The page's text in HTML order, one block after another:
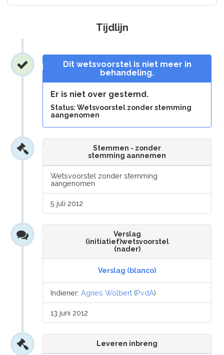
Tijdlijn
Dit wetsvoorstel is niet meer in
behandeling.
Er is niet over gestemd.
Status: Wetsvoorstel zonder stemming
aangenomen
Stemmen - zonder
stemming aannemen
Wetsvoorstel zonder stemming
aangenomen
5 juli 2012
Verslag
(initiatief)wetsvoorstel
(nader)
Verslag (blanco)
Indiener:Agnes Wolbert (PvdA)
13 juni 2012
Leveren inbreng